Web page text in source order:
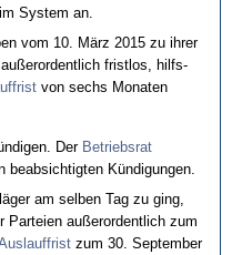
Sys­tem an.
vom 10. März 2015 zu ih­rer
frist­los, hilfs­
von sechs Mo­na­ten
Der Be­triebs­rat
be­ab­sich­tig­ten Kündi­gun­gen.
am sel­ben Tag zu ging,
Par­tei­en außer­or­dent­lich zum
zum 30. Sep­tem­ber